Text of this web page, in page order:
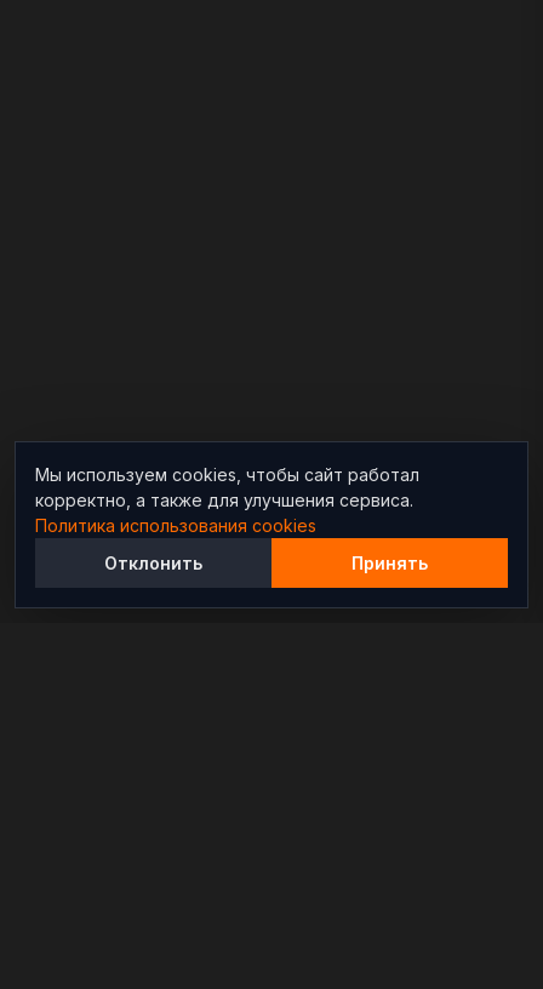
Мы используем cookies, чтобы сайт работал
корректно, а также для улучшения сервиса.
Политика использования cookies
Отклонить
Принять